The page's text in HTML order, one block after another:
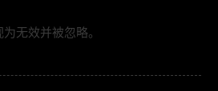
无效并被忽略。